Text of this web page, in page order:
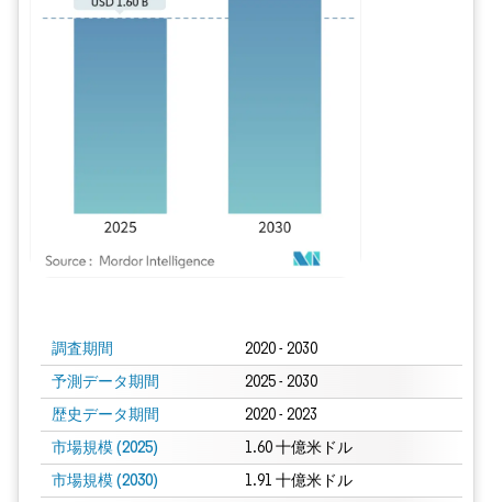
調査期間 2020 - 2030
予測データ期間 2025 - 2030
歴史データ期間 2020 - 2023
市場規模 (2025) 1.60 十億米ドル
市場規模 (2030) 1.91 十億米ドル